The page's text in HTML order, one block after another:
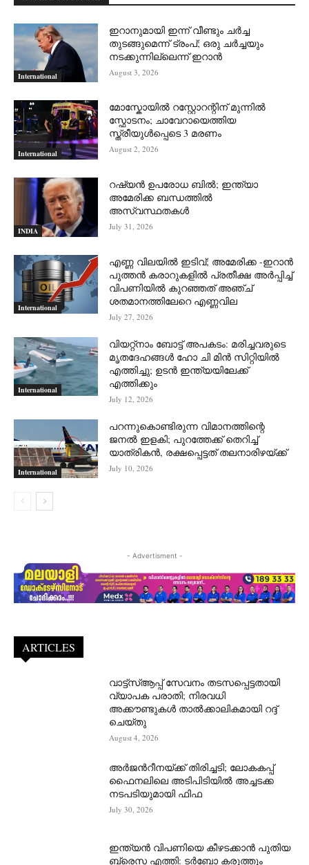
International
ഇറാനുമായി ഇന്ന് വീണ്ടും ചര്‍ച്ച
തുടങ്ങുമെന്ന് ട്രംപ്; ഒരു ചര്‍ച്ചയും
നടക്കുന്നില്ലെന്ന് ഇറാന്‍
August 3, 2026
International
മോസ്കോയിൽ റസ്റ്റോറന്റിന് മുന്നിൽ
സ്ഫോടനം; ചാവേറായെത്തിയ
സ്ത്രീയുൾപ്പെടെ 3 മരണം
August 2, 2026
INDIA
റഷ്യന്‍ ഉപരോധ ബില്‍; ഇന്ത്യാ
അമേരിക്ക ബന്ധത്തില്‍
അസ്വസ്ഥതകള്‍
July 31, 2026
International
എണ്ണ വിലയില്‍ ഇടിവ്; അമേരിക്ക -ഇറാന്‍
പുത്തന്‍ കരാറുകളില്‍ പ്രതീക്ഷ അര്‍പ്പിച്ച്
വിപണിയില്‍ കുറഞ്ഞത് അഞ്ച്
ശതമാനത്തിലേറെ എണ്ണവില
July 27, 2026
International
വിയറ്റ്നാം ബോട്ട് അപകടം: മരിച്ചവരുടെ
മൃതദേഹങ്ങൾ ഹോ ചി മിൻ സിറ്റിയിൽ
എത്തിച്ചു; ഉടൻ ഇന്ത്യയിലേക്ക്
എത്തിക്കും
July 12, 2026
International
പറന്നുകൊണ്ടിരുന്ന വിമാനത്തിന്റെ
ജനൽ ഇളകി; പുറത്തേക്ക് തെറിച്ച്
യാത്രികൻ, രക്ഷപ്പെട്ടത് തലനാരിഴയ്ക്ക്
July 10, 2026
- Advertisment -
ARTICLES
വാട്ട്‌സ്ആപ്പ് സേവനം തടസപ്പെട്ടതായി
വ്യാപക പരാതി; നിരവധി
അക്കൗണ്ടുകൾ താൽക്കാലികമായി റദ്ദ്
ചെയ്തു
August 4, 2026
അർജന്‍റീനയ്ക്ക് തിരിച്ചടി; ലോകകപ്പ്
ഫൈനലിലെ അടിപിടിയിൽ അച്ചടക്ക
നടപടിയുമായി ഫിഫ
July 30, 2026
ഇന്ത്യൻ വിപണിയെ കീഴടക്കാന്‍ പുതിയ
ബ്രെസ എത്തി: ടർബോ കരുത്തും